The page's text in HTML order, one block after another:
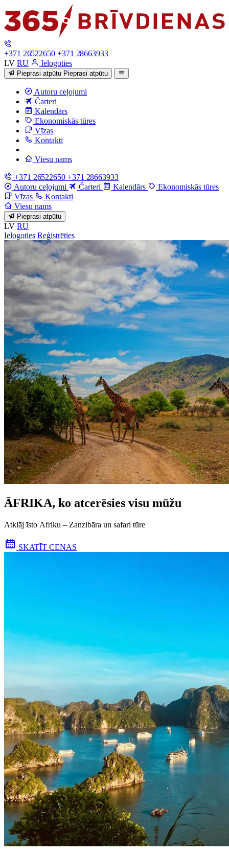
+371 26522650 +371 28663933
LV RU Ielogoties
Pieprasi atpūtu Pieprasi atpūtu
Autoru ceļojumi
Čarteri
Kalendārs
Ekonomiskās tūres
Vīzas
Kontakti
Viesu nams
+371 26522650 +371 28663933
Autoru ceļojumi
Čarteri Kalendārs
Ekonomiskās tūres
Vīzas
Kontakti
Viesu nams
Pieprasi atpūtu
LV RU
Ielogoties Reģistrēties
ĀFRIKA, ko atcerēsies visu mūžu
Atklāj īsto Āfriku – Zanzibāra un safari tūre
SKATĪT CENAS